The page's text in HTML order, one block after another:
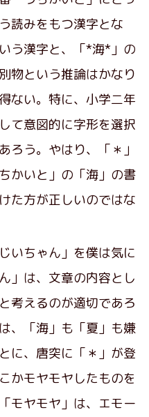
読みをもつ漢字とな
う漢字と、「*海*」の
物という推論はかなり
ない。特に、小学二年
て意図的に字形を選択
ろう。やはり、「＊」
いと」の「海」の書
た方が正しいのではな
いちゃん」を僕は気に
」は、文章の内容とし
考えるのが適切であろ
、「海」も「夏」も嫌
に、唐突に「＊」が登
かモヤモヤしたものを
モヤモヤ」は、エモー